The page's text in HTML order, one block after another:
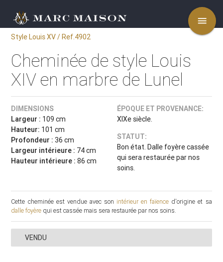
menu
Style Louis XV / Ref.4902
Cheminée de style Louis
XIV en marbre de Lunel
DIMENSIONS
Largeur : 109 cm
Hauteur: 101 cm
Profondeur : 36 cm
Largeur intérieure : 74 cm
Hauteur intérieure :86 cm
ÉPOQUE ET PROVENANCE:
XIXe siècle.
STATUT:
Bon état. Dalle foyère cassée
qui sera restaurée par nos
soins.
Cette cheminée est vendue avec son intérieur en faïence d'origine et sa
dalle foyère qui est cassée mais sera restaurée par nos soins.
VENDU